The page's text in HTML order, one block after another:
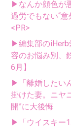
▶なんか顔色が
過労でもない“
<PR>
▶編集部のiHerb
容のお悩み別、
6月】
▶「離婚したい
掛けた妻。ニヤ
開”に大後悔
▶「ウイスキー